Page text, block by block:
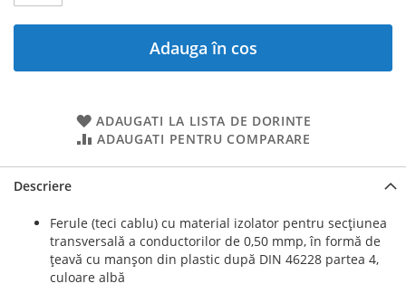
Adauga în cos
ADAUGATI LA LISTA DE DORINTE
ADAUGATI PENTRU COMPARARE
Descriere
Ferule (teci cablu) cu material izolator pentru secțiunea
transversală a conductorilor de 0,50 mmp, în formă de
țeavă cu manșon din plastic după DIN 46228 partea 4,
culoare albă